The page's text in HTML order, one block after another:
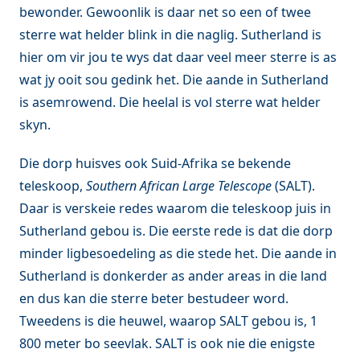
bewonder. Gewoonlik is daar net so een of twee
sterre wat helder blink in die naglig. Sutherland is
hier om vir jou te wys dat daar veel meer sterre is as
wat jy ooit sou gedink het. Die aande in Sutherland
is asemrowend. Die heelal is vol sterre wat helder
skyn.
Die dorp huisves ook Suid-Afrika se bekende
teleskoop, Southern African Large Telescope(SALT).
Daar is verskeie redes waarom die teleskoop juis in
Sutherland gebou is. Die eerste rede is dat die dorp
minder ligbesoedeling as die stede het. Die aande in
Sutherland is donkerder as ander areas in die land
en dus kan die sterre beter bestudeer word.
Tweedens is die heuwel, waarop SALT gebou is, 1
800 meter bo seevlak. SALT is ook nie die enigste